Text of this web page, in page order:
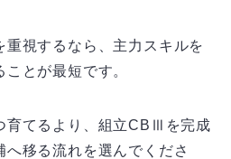
重視するなら、主力スキルを
とが最短です。
育てるより、組立CBⅢを完成
移る流れを選んでくださ